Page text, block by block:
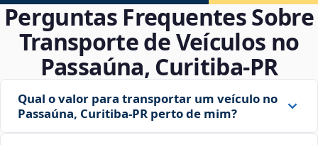
Perguntas Frequentes Sobre
Transporte de Veículos no
Passaúna, Curitiba‑PR
Qual o valor para transportar um veículo no
Passaúna, Curitiba‑PR perto de mim?